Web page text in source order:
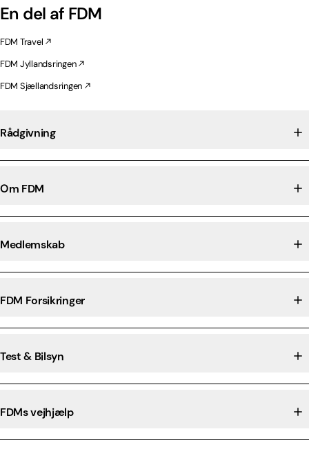
En del af FDM
FDM Travel
FDM Jyllandsringen
FDM Sjællandsringen
Rådgivning
Om FDM
Medlemskab
FDM Forsikringer
Test & Bilsyn
FDMs vejhjælp